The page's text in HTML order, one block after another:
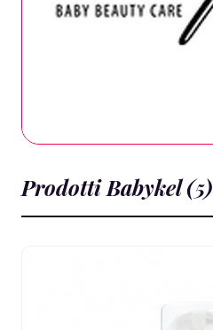
Prodotti Babykel (5)